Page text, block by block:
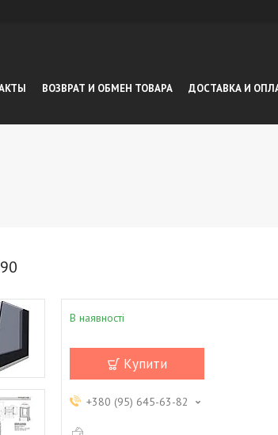
ВОЗВРАТ И ОБМЕН ТОВАРА ДОСТАВКА И
В наявності
Купити
+380 (95) 645-63-82